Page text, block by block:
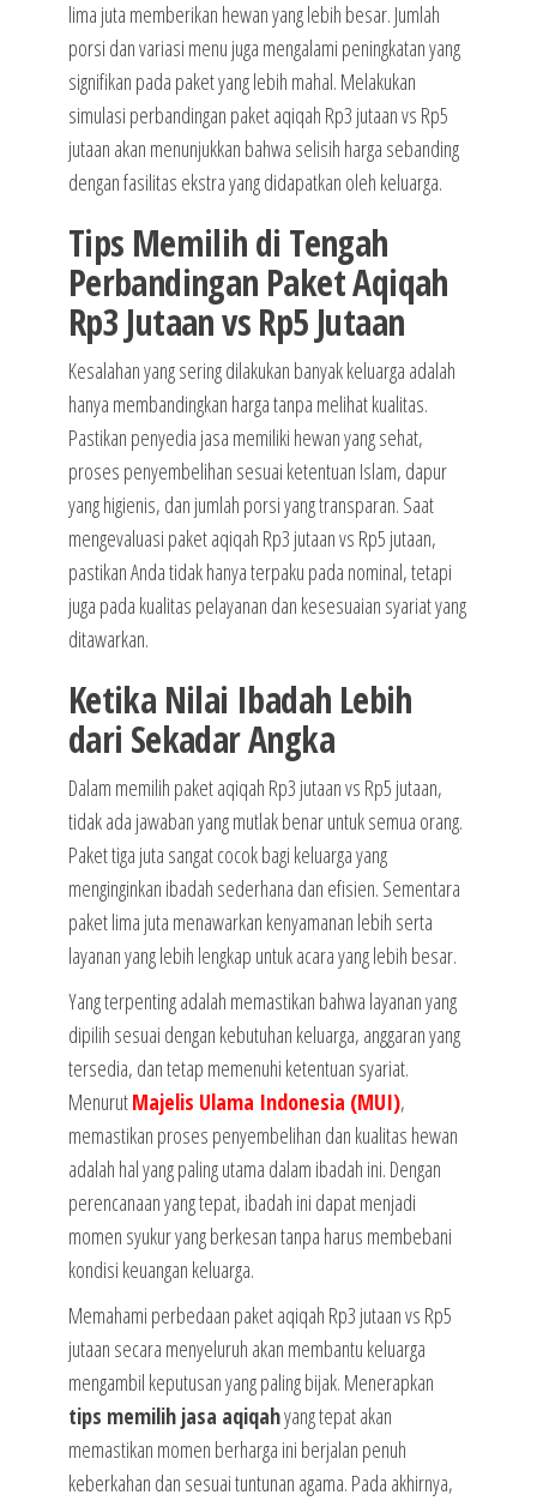
lima juta memberikan hewan yang lebih besar. Jumlah
porsi dan variasi menu juga mengalami peningkatan yang
signifikan pada paket yang lebih mahal. Melakukan
simulasi perbandingan paket aqiqah Rp3 jutaan vs Rp5
jutaan akan menunjukkan bahwa selisih harga sebanding
dengan fasilitas ekstra yang didapatkan oleh keluarga.
Tips Memilih di Tengah
Perbandingan Paket Aqiqah
Rp3 Jutaan vs Rp5 Jutaan
Kesalahan yang sering dilakukan banyak keluarga adalah
hanya membandingkan harga tanpa melihat kualitas.
Pastikan penyedia jasa memiliki hewan yang sehat,
proses penyembelihan sesuai ketentuan Islam, dapur
yang higienis, dan jumlah porsi yang transparan. Saat
mengevaluasi paket aqiqah Rp3 jutaan vs Rp5 jutaan,
pastikan Anda tidak hanya terpaku pada nominal, tetapi
juga pada kualitas pelayanan dan kesesuaian syariat yang
ditawarkan.
Ketika Nilai Ibadah Lebih
dari Sekadar Angka
Dalam memilih paket aqiqah Rp3 jutaan vs Rp5 jutaan,
tidak ada jawaban yang mutlak benar untuk semua orang.
Paket tiga juta sangat cocok bagi keluarga yang
menginginkan ibadah sederhana dan efisien. Sementara
paket lima juta menawarkan kenyamanan lebih serta
layanan yang lebih lengkap untuk acara yang lebih besar.
Yang terpenting adalah memastikan bahwa layanan yang
dipilih sesuai dengan kebutuhan keluarga, anggaran yang
tersedia, dan tetap memenuhi ketentuan syariat.
MenurutMajelis Ulama Indonesia (MUI),
memastikan proses penyembelihan dan kualitas hewan
adalah hal yang paling utama dalam ibadah ini. Dengan
perencanaan yang tepat, ibadah ini dapat menjadi
momen syukur yang berkesan tanpa harus membebani
kondisi keuangan keluarga.
Memahami perbedaan paket aqiqah Rp3 jutaan vs Rp5
jutaan secara menyeluruh akan membantu keluarga
mengambil keputusan yang paling bijak. Menerapkan
tips memilih jasa aqiqahyang tepat akan
memastikan momen berharga ini berjalan penuh
keberkahan dan sesuai tuntunan agama. Pada akhirnya,